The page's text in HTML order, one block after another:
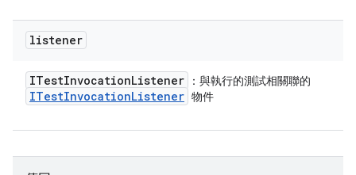
listener
ITestInvocationListener ：與執行的測試相關聯的
ITestInvocationListener 物件